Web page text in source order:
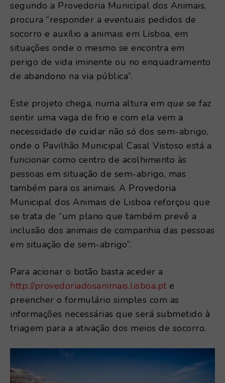
segundo a Provedoria Municipal dos Animais,
procura “responder a eventuais pedidos de
socorro e auxílio a animais em Lisboa, em
situações onde o mesmo se encontra em
perigo de vida iminente ou no enquadramento
de abandono na via pública”.
Este projeto chega, numa altura em que se faz
sentir uma vaga de frio e com ela vem a
necessidade de cuidar não só dos sem-abrigo,
onde o Pavilhão Municipal Casal Vistoso está a
funcionar como centro de acolhimento às
pessoas em situação de sem-abrigo, mas
também para os animais. A Provedoria
Municipal dos Animais de Lisboa reforçou que
se trata de “um plano que também prevê a
inclusão dos animais de companhia das pessoas
em situação de sem-abrigo”.
Para acionar o botão basta aceder a
http://provedoriadosanimais.lisboa.pt e
preencher o formulário simples com as
informações necessárias que será submetido à
triagem para a ativação dos meios de socorro.